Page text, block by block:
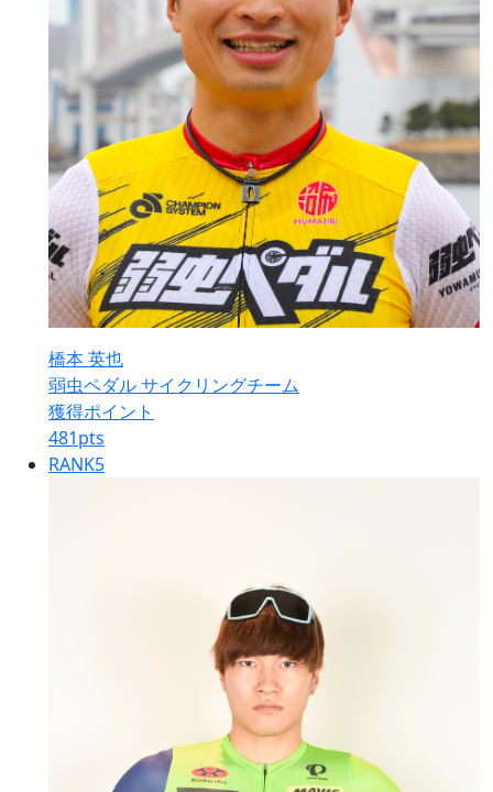
橋本 英也
弱虫ペダル サイクリングチーム
獲得ポイント
481pts
RANK5